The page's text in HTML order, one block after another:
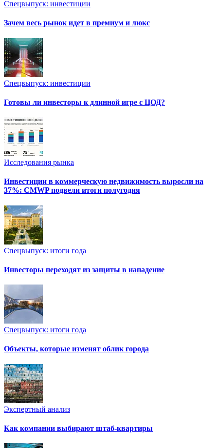
Спецвыпуск: инвестиции
Зачем весь рынок идет в премиум и люкс
Спецвыпуск: инвестиции
Готовы ли инвесторы к длинной игре с ЦОД?
Исследования рынка
Инвестиции в коммерческую недвижимость выросли на
37%: CMWP подвели итоги полугодия
Спецвыпуск: итоги года
Инвесторы переходят из защиты в нападение
Спецвыпуск: итоги года
Объекты, которые изменят облик города
Экспертный анализ
Как компании выбирают штаб-квартиры